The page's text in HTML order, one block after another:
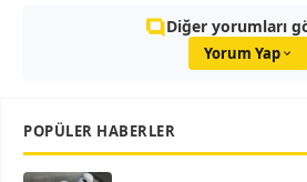
Diğer yorumları
Yorum Yap
POPÜLER HABERLER